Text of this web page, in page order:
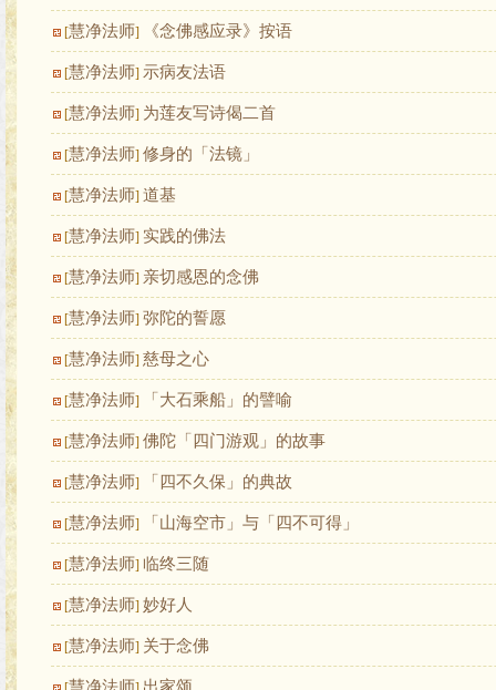
[慧净法师] 《念佛感应录》按语
[慧净法师] 示病友法语
[慧净法师] 为莲友写诗偈二首
[慧净法师] 修身的「法镜」
[慧净法师] 道基
[慧净法师] 实践的佛法
[慧净法师] 亲切感恩的念佛
[慧净法师] 弥陀的誓愿
[慧净法师] 慈母之心
[慧净法师] 「大石乘船」的譬喻
[慧净法师] 佛陀「四门游观」的故事
[慧净法师] 「四不久保」的典故
[慧净法师] 「山海空市」与「四不可得」
[慧净法师] 临终三随
[慧净法师] 妙好人
[慧净法师] 关于念佛